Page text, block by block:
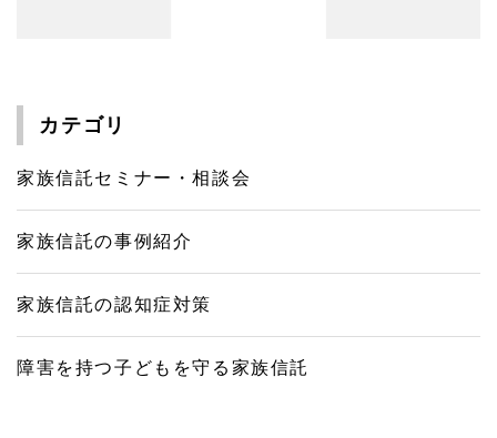
カテゴリ
家族信託セミナー・相談会
家族信託の事例紹介
家族信託の認知症対策
障害を持つ子どもを守る家族信託